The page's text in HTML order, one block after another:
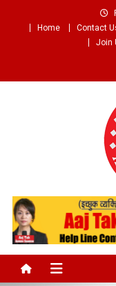
Home
Contact
Join
Aaj Tak